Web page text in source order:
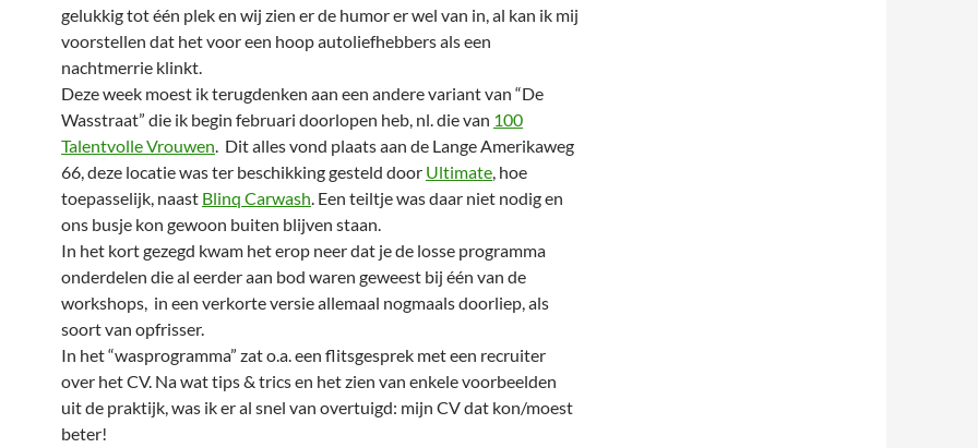
gelukkig tot één plek en wij zien er de humor er wel van in, al kan ik mij
voorstellen dat het voor een hoop autoliefhebbers als een
nachtmerrie klinkt.
Deze week moest ik terugdenken aan een andere variant van “De
Wasstraat” die ik begin februari doorlopen heb, nl. die van 100
Talentvolle Vrouwen. Dit alles vond plaats aan de Lange Amerikaweg
66, deze locatie was ter beschikking gesteld door Ultimate, hoe
toepasselijk, naast Blinq Carwash. Een teiltje was daar niet nodig en
ons busje kon gewoon buiten blijven staan.
In het kort gezegd kwam het erop neer dat je de losse programma
onderdelen die al eerder aan bod waren geweest bij één van de
workshops, in een verkorte versie allemaal nogmaals doorliep, als
soort van opfrisser.
In het “wasprogramma” zat o.a. een flitsgesprek met een recruiter
over het CV. Na wat tips & trics en het zien van enkele voorbeelden
uit de praktijk, was ik er al snel van overtuigd: mijn CV dat kon/moest
beter!